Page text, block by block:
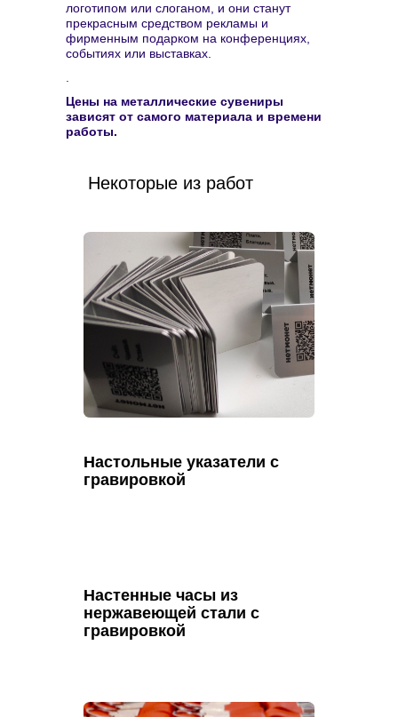
логотипом или слоганом, и они станут
прекрасным средством рекламы и
фирменным подарком на конференциях,
событиях или выставках.
Цены на металлические сувениры
зависят от самого материала и времени
работы.
Некоторые из работ
Настольные указатели с
гравировкой
Настенные часы из
нержавеющей стали с
гравировкой